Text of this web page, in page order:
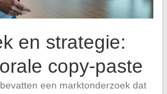
en strategie:
copy-paste
een marktonderzoek dat